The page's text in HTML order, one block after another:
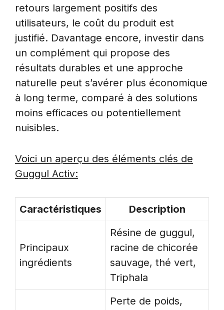
retours largement positifs des
utilisateurs, le coût du produit est
justifié. Davantage encore, investir dans
un complément qui propose des
résultats durables et une approche
naturelle peut s’avérer plus économique
à long terme, comparé à des solutions
moins efficaces ou potentiellement
nuisibles.
Voici un aperçu des éléments clés de
Guggul Activ:
Caractéristiques Description
Principaux
ingrédients
Résine de guggul,
racine de chicorée
sauvage, thé vert,
Triphala
Perte de poids,